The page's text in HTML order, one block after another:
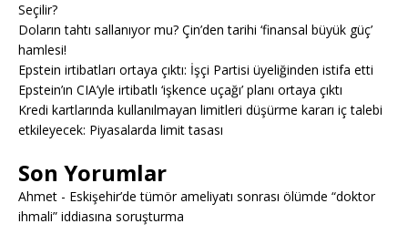
Seçilir?
Doların tahtı sallanıyor mu? Çin’den tarihi ‘finansal büyük güç’
hamlesi!
Epstein irtibatları ortaya çıktı: İşçi Partisi üyeliğinden istifa etti
Epstein’ın CIA’yle irtibatlı ‘işkence uçağı’ planı ortaya çıktı
Kredi kartlarında kullanılmayan limitleri düşürme kararı iç talebi
etkileyecek: Piyasalarda limit tasası
Son Yorumlar
Ahmet - Eskişehir’de tümör ameliyatı sonrası ölümde “doktor
ihmali” iddiasına soruşturma